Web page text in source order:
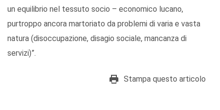
un equilibrio nel tessuto socio – economico lucano,
purtroppo ancora martoriato da problemi di varia e vasta
natura (disoccupazione, disagio sociale, mancanza di
servizi)”.
Stampa questo articolo